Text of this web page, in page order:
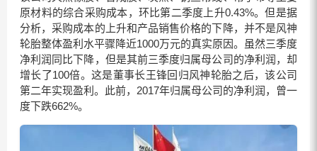
原材料的综合采购成本，环比第二季度上升0.43%。但是据
分析，采购成本的上升和产品销售价格的下降，并不是风神
轮胎整体盈利水平骤降近1000万元的真实原因。虽然三季度
净利润同比下降，但是其前三季度归属母公司的净利润，却
增长了100倍。这是董事长王锋回归风神轮胎之后，该公司
第二年实现盈利。此前，2017年归属母公司的净利润，曾一
度下跌662%。